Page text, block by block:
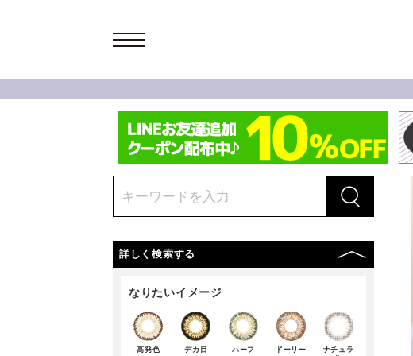
詳しく検索する
なりたいイメージ
高発色 デカ目 ハーフ ドーリー
ナチュラ